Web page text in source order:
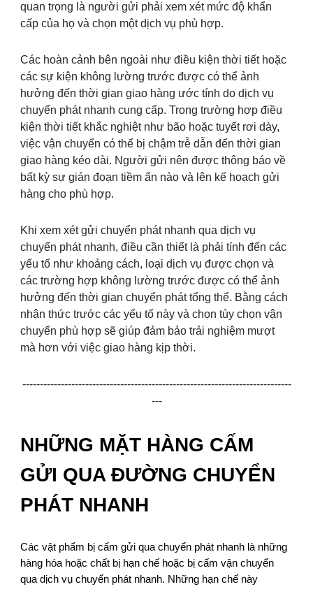
quan trọng là người gửi phải xem xét mức độ khẩn
cấp của họ và chọn một dịch vụ phù hợp.
Các hoàn cảnh bên ngoài như điều kiện thời tiết hoặc
các sự kiện không lường trước được có thể ảnh
hưởng đến thời gian giao hàng ước tính do dịch vụ
chuyển phát nhanh cung cấp. Trong trường hợp điều
kiện thời tiết khắc nghiệt như bão hoặc tuyết rơi dày,
việc vận chuyển có thể bị chậm trễ dẫn đến thời gian
giao hàng kéo dài. Người gửi nên được thông báo về
bất kỳ sự gián đoạn tiềm ẩn nào và lên kế hoạch gửi
hàng cho phù hợp.
Khi xem xét gửi chuyển phát nhanh qua dịch vụ
chuyển phát nhanh, điều cần thiết là phải tính đến các
yếu tố như khoảng cách, loại dịch vụ được chọn và
các trường hợp không lường trước được có thể ảnh
hưởng đến thời gian chuyển phát tổng thể. Bằng cách
nhận thức trước các yếu tố này và chọn tùy chọn vận
chuyển phù hợp sẽ giúp đảm bảo trải nghiệm mượt
mà hơn với việc giao hàng kịp thời.
-----------------------------------------------------------------------------
---
NHỮNG MẶT HÀNG CẤM
GỬI QUA ĐƯỜNG CHUYỂN
PHÁT NHANH
Các vật phẩm bị cấm gửi qua chuyển phát nhanh là những
hàng hóa hoặc chất bị hạn chế hoặc bị cấm vận chuyển
qua dịch vụ chuyển phát nhanh. Những hạn chế này